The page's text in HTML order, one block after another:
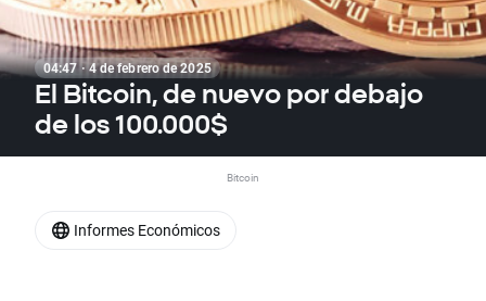
04:47 · 4 de febrero de 2025
El Bitcoin, de nuevo por debajo
de los 100.000$
Bitcoin
Informes Económicos